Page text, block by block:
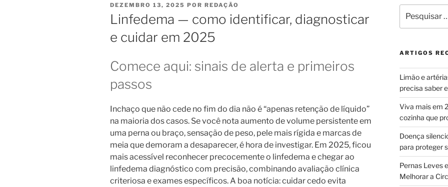
PUBLICADO
EM
DEZEMBRO 13, 2025 POR REDAÇÃO
Linfedema — como identificar, diagnosticar
e cuidar em 2025
Comece aqui: sinais de alerta e primeiros
passos
Inchaço que não cede no fim do dia não é “apenas retenção de líquido”
na maioria dos casos. Se você nota aumento de volume persistente em
uma perna ou braço, sensação de peso, pele mais rígida e marcas de
meia que demoram a desaparecer, é hora de investigar. Em 2025, ficou
mais acessível reconhecer precocemente o linfedema e chegar ao
linfedema diagnóstico com precisão, combinando avaliação clínica
criteriosa e exames específicos. A boa notícia: cuidar cedo evita
por:
ARTIGOS
Limão e
precisa saber
Viva mais em
cozinha que
Doença
para proteger
Pernas Leves
Melhorar a